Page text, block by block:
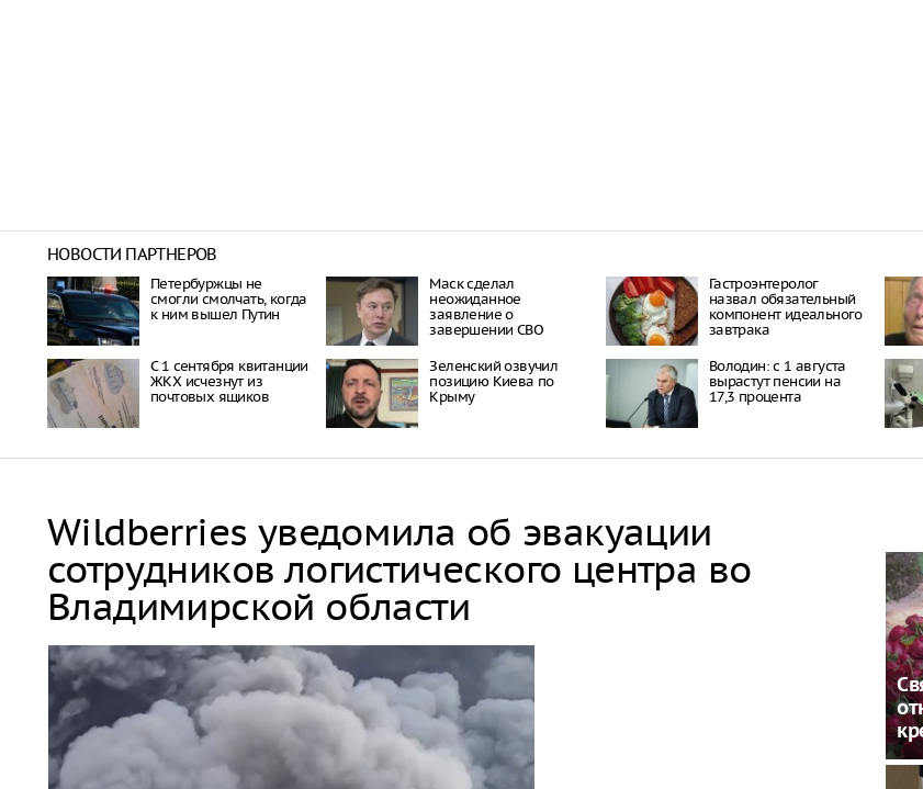
НОВОСТИ ПАРТНЕРОВ
Петербуржцы не
смогли смолчать, когда
к ним вышел Путин
Маск сделал
неожиданное
заявление о
завершении СВО
Гастроэнтеролог
назвал обязательный
компонент идеального
завтрака
С 1 сентября квитанции
ЖКХ исчезнут из
почтовых ящиков
Зеленский озвучил
позицию Киева по
Крыму
Володин: с 1 августа
вырастут пенсии на
17,3 процента
Wildberries уведомила об эвакуации
сотрудников логистического центра во
Владимирской области